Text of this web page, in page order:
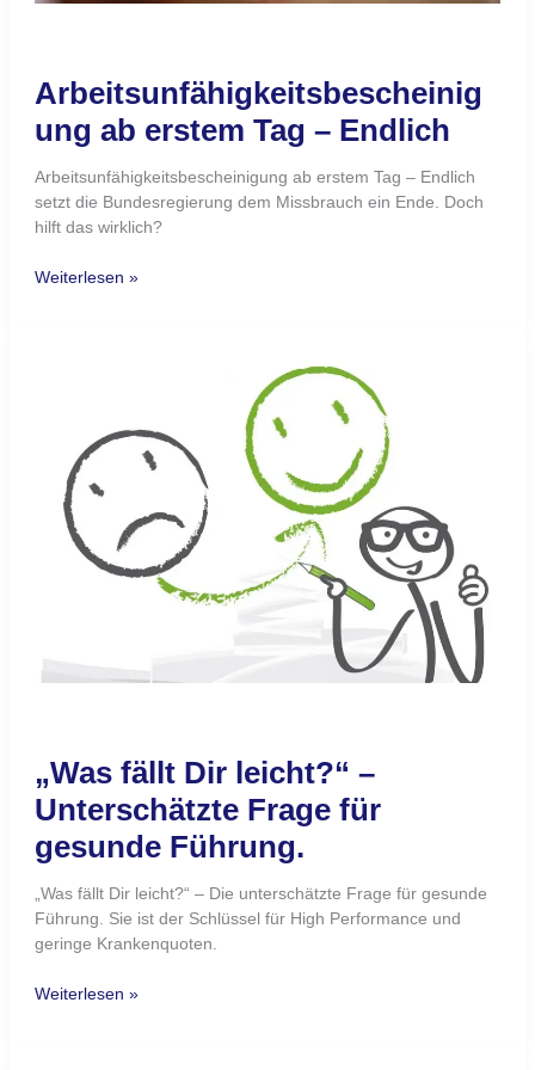
Arbeitsunfähigkeitsbescheinig
ung ab erstem Tag – Endlich
Arbeitsunfähigkeitsbescheinigung ab erstem Tag – Endlich
setzt die Bundesregierung dem Missbrauch ein Ende. Doch
hilft das wirklich?
Weiterlesen »
„Was fällt Dir leicht?“ –
Unterschätzte Frage für
gesunde Führung.
„Was fällt Dir leicht?“ – Die unterschätzte Frage für gesunde
Führung. Sie ist der Schlüssel für High Performance und
geringe Krankenquoten.
Unterschätzte
Frage
gesunde
Weiterlesen »